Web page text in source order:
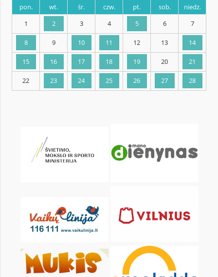
pon. wt. śr. czw. pt.
1
2
8 9 10 11 12